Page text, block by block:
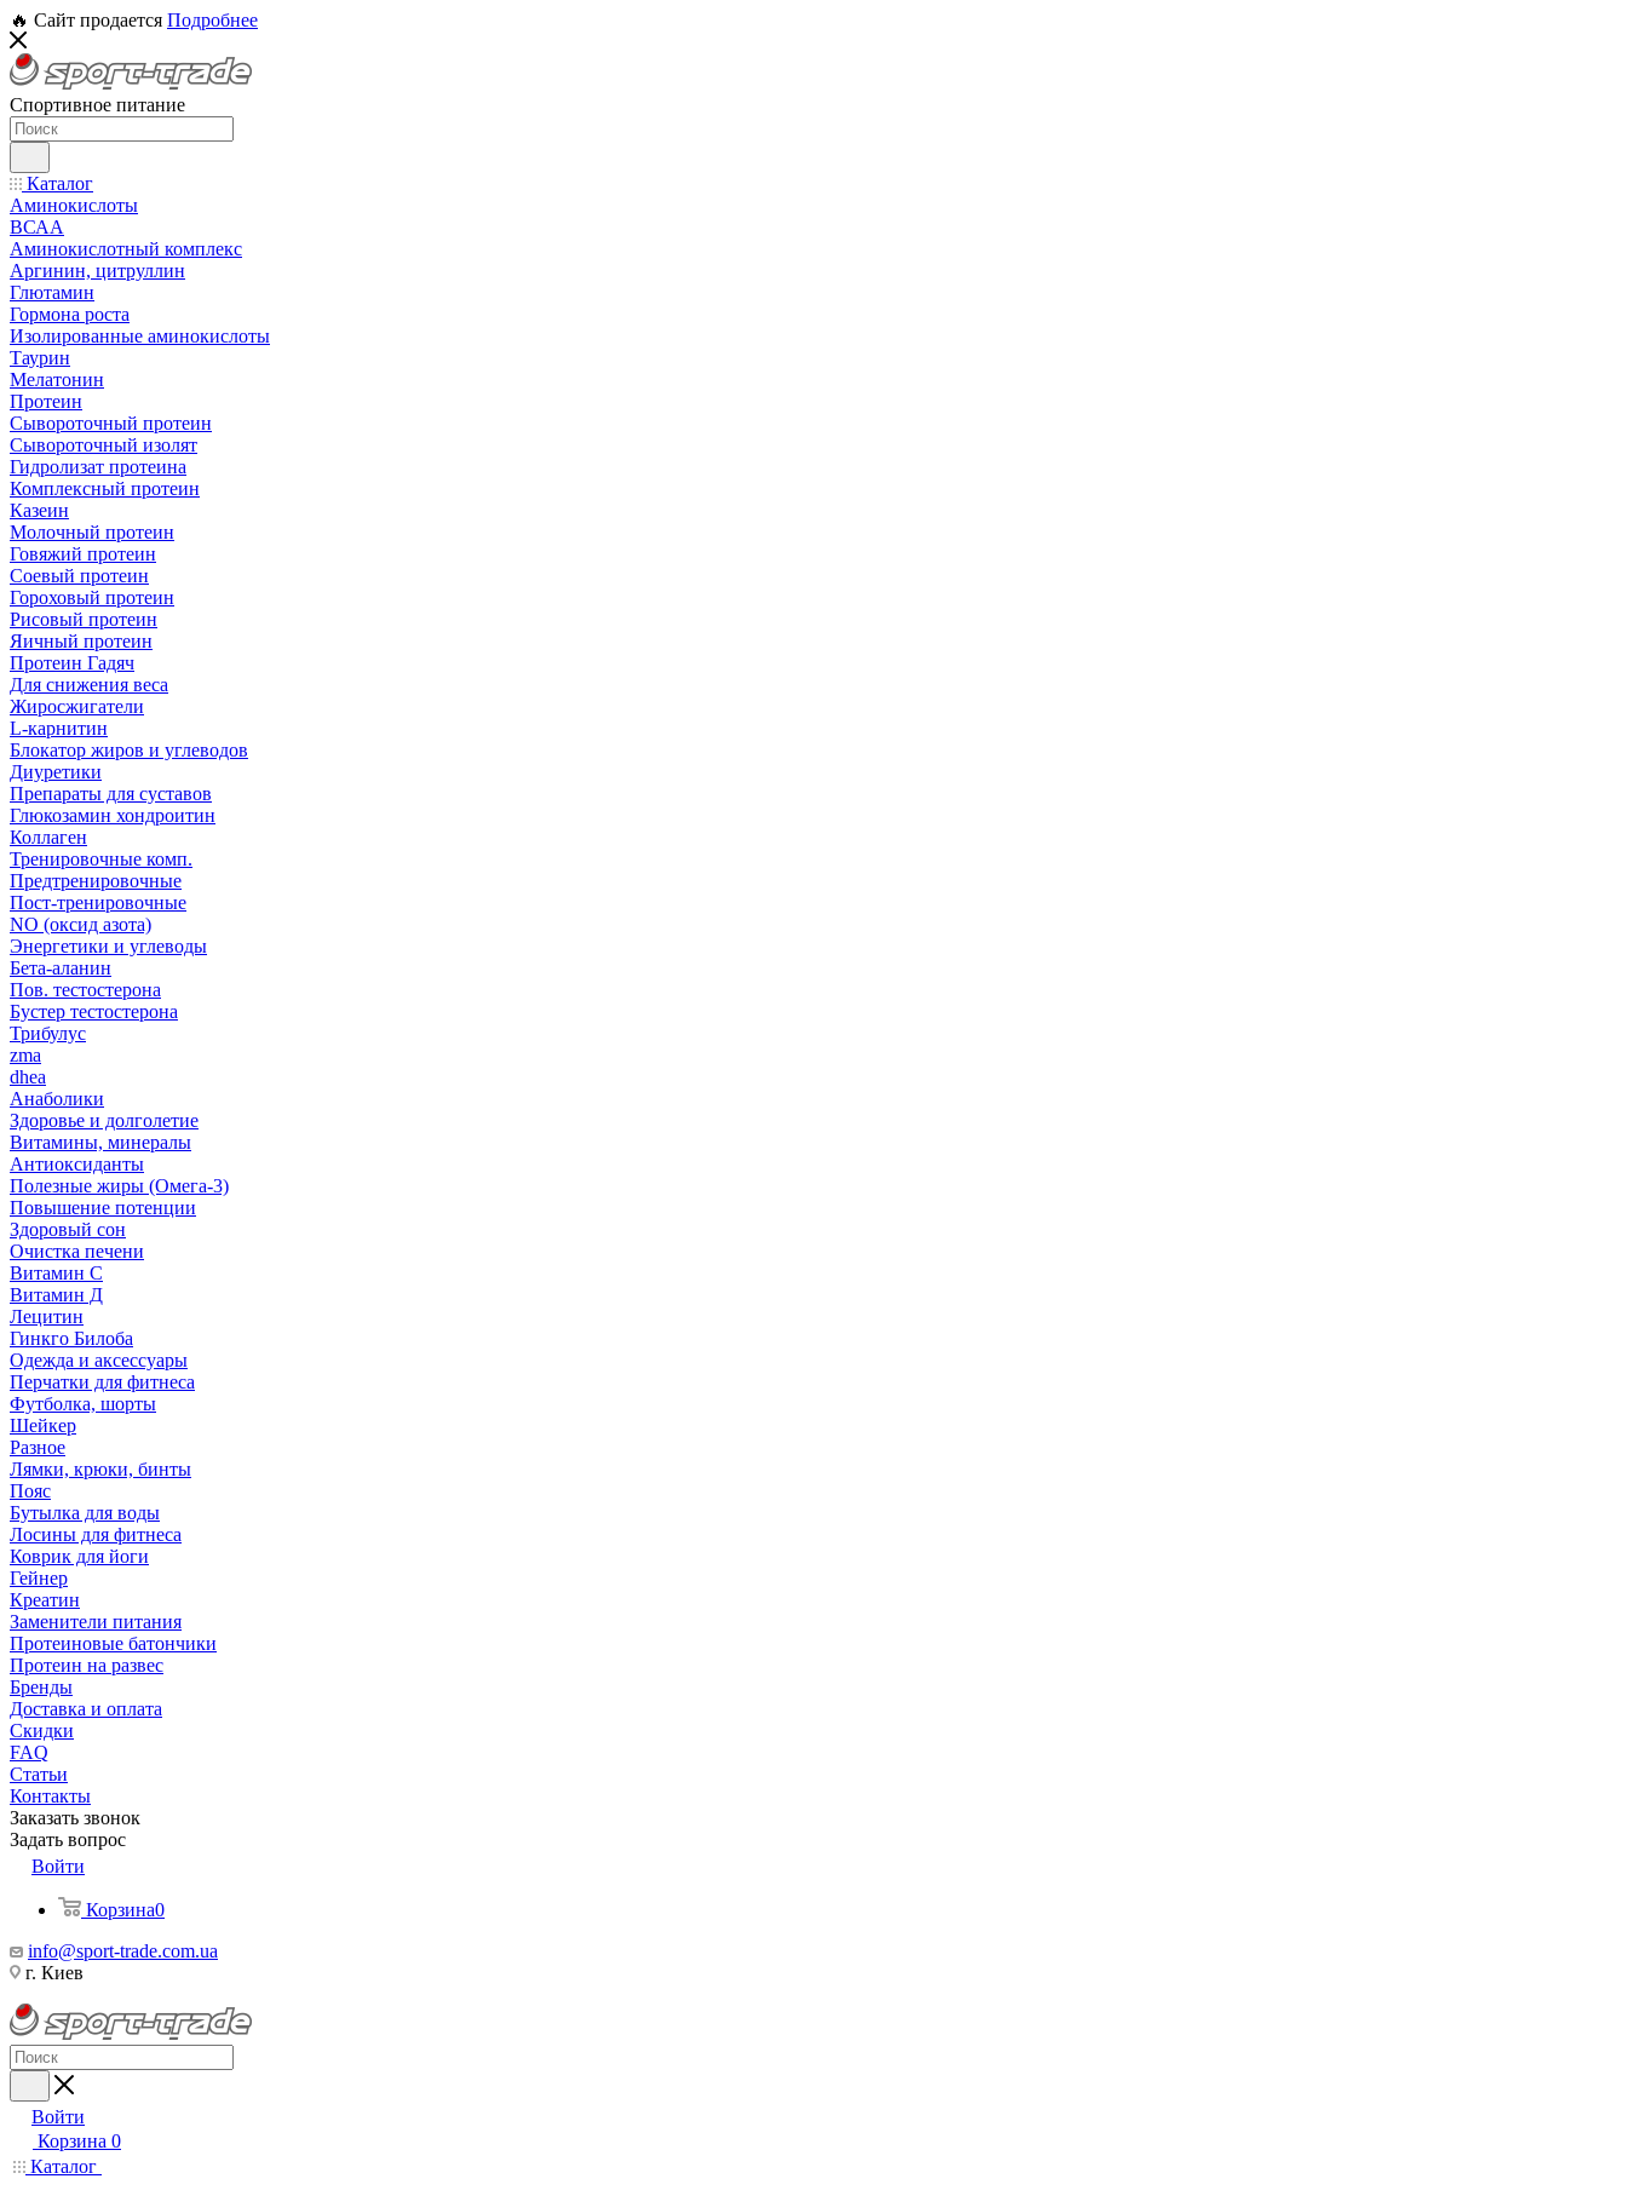
🔥 Сайт продается Подробнее
Спортивное питание
Каталог
Аминокислоты
ВСАА
Аминокислотный комплекс
Аргинин, цитруллин
Глютамин
Гормона роста
Изолированные аминокислоты
Таурин
Мелатонин
Протеин
Сывороточный протеин
Сывороточный изолят
Гидролизат протеина
Комплексный протеин
Казеин
Молочный протеин
Говяжий протеин
Соевый протеин
Гороховый протеин
Рисовый протеин
Яичный протеин
Протеин Гадяч
Для снижения веса
Жиросжигатели
L-карнитин
Блокатор жиров и углеводов
Диуретики
Препараты для суставов
Глюкозамин хондроитин
Коллаген
Тренировочные комп.
Предтренировочные
Пост-тренировочные
NO (оксид азота)
Энергетики и углеводы
Бета-аланин
Пов. тестостерона
Бустер тестостерона
Трибулус
zma
dhea
Анаболики
Здоровье и долголетие
Витамины, минералы
Антиоксиданты
Полезные жиры (Омега-3)
Повышение потенции
Здоровый сон
Очистка печени
Витамин С
Витамин Д
Лецитин
Гинкго Билоба
Одежда и аксессуары
Перчатки для фитнеса
Футболка, шорты
Шейкер
Разное
Лямки, крюки, бинты
Пояс
Бутылка для воды
Лосины для фитнеса
Коврик для йоги
Гейнер
Креатин
Заменители питания
Протеиновые батончики
Протеин на развес
Бренды
Доставка и оплата
Скидки
FAQ
Статьи
Контакты
Заказать звонок
Задать вопрос
Войти
Корзина0
info@sport-trade.com.ua
г. Киев
Войти
Корзина 0
Каталог